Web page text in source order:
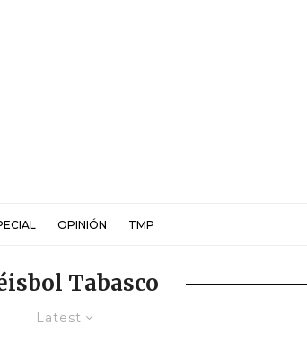
OPINIÓN TMP
Tabasco
Latest